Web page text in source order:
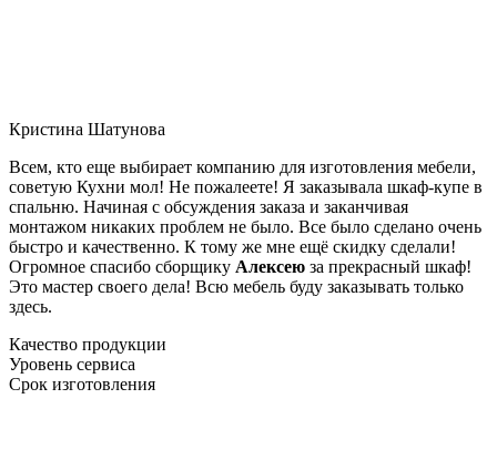
Кристина Шатунова
Всем, кто еще выбирает компанию для изготовления мебели,
советую Кухни мол! Не пожалеете! Я заказывала шкаф-купе в
спальню. Начиная с обсуждения заказа и заканчивая
монтажом никаких проблем не было. Все было сделано очень
быстро и качественно. К тому же мне ещё скидку сделали!
Огромное спасибо сборщику Алексею за прекрасный шкаф!
Это мастер своего дела! Всю мебель буду заказывать только
здесь.
Качество продукции
Уровень сервиса
Срок изготовления